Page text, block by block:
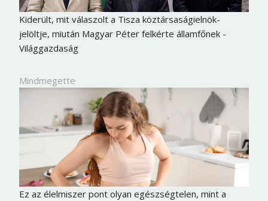
Kiderült, mit válaszolt a Tisza köztársaságielnök-
jelöltje, miután Magyar Péter felkérte államfőnek -
Világgazdaság
Mindmegette
Ez az élelmiszer pont olyan egészségtelen, mint a